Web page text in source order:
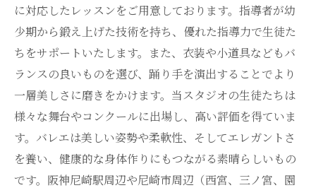
に対応したレッスンをご用意しております。指導者が幼
少期から鍛え上げた技術を持ち、優れた指導力で生徒た
ちをサポートいたします。また、衣装や小道具などもバ
ランスの良いものを選び、踊り手を演出することでより
一層美しさに磨きをかけます。当スタジオの生徒たちは
様々な舞台やコンクールに出場し、高い評価を得ていま
す。バレエは美しい姿勢や柔軟性、そしてエレガントさ
を養い、健康的な身体作りにもつながる素晴らしいもの
です。阪神尼崎駅周辺や尼崎市周辺（西宮、三ノ宮、園